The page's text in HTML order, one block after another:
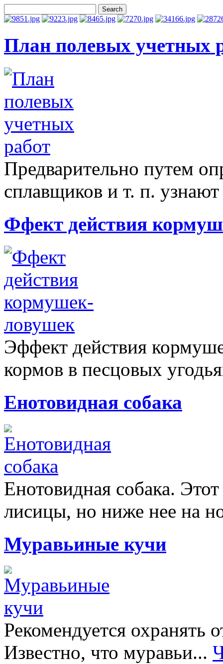
План полевых учетных
Предварительно путем
сплавщиков и т. п.
Ффект действия
Эффект действия
кормов в песцовых
Енотовидная собака
Енотовидная собака.
лисицы, но ниже нее на
Муравьиные кучи
Рекомендуется охранять
Известно, что муравьи...